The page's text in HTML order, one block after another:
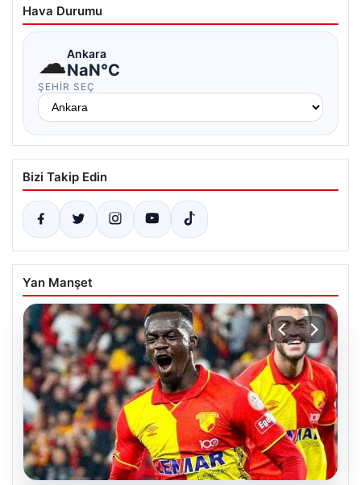
Hava Durumu
☁Ankara
NaN°C
ŞEHIR SEÇ
Bizi Takip Edin
Yan Manşet